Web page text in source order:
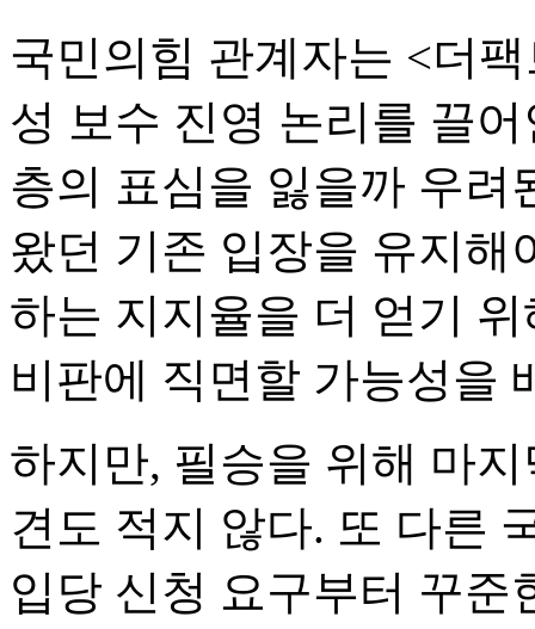
국민의힘 관계자는 <더
성 보수 진영 논리를 끌
층의 표심을 잃을까 우
왔던 기존 입장을 유지해
하는 지지율을 더 얻기
비판에 직면할 가능성을
하지만, 필승을 위해 마
견도 적지 않다. 또 다른
입당 신청 요구부터 꾸